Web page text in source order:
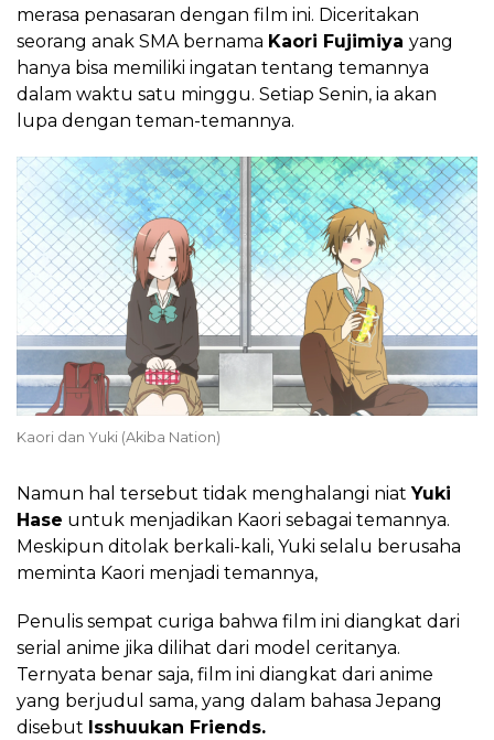
merasa penasaran dengan film ini. Diceritakan
seorang anak SMA bernama Kaori Fujimiya yang
hanya bisa memiliki ingatan tentang temannya
dalam waktu satu minggu. Setiap Senin, ia akan
lupa dengan teman-temannya.
Kaori dan Yuki (Akiba Nation)
Namun hal tersebut tidak menghalangi niatYuki
Hase untuk menjadikan Kaori sebagai temannya.
Meskipun ditolak berkali-kali, Yuki selalu berusaha
meminta Kaori menjadi temannya,
Penulis sempat curiga bahwa film ini diangkat dari
serial anime jika dilihat dari model ceritanya.
Ternyata benar saja, film ini diangkat dari anime
yang berjudul sama, yang dalam bahasa Jepang
disebut Isshuukan Friends.